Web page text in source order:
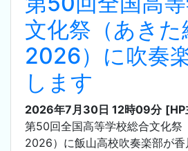
文化祭（あきた
2026）に吹奏
します
2026年7月30日 12時09分 [HP
第50回全国高等学校総合文化祭
2026）に飯山高校吹奏楽部が